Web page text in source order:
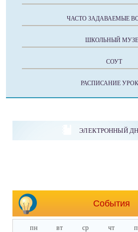
ЧАСТО ЗАДАВАЕМЫЕ
ШКОЛЬНЫЙ
СОУТ
РАСПИСАНИЕ
ЭЛЕКТРОННЫЙ
События
пн вт ср чт